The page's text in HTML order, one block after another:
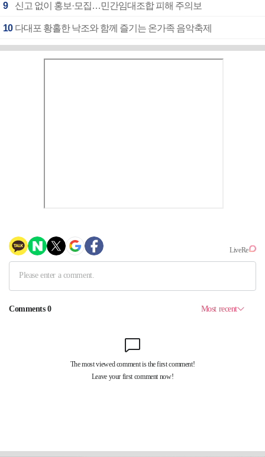
9 신고 없이 홍보·모집…민간임대조합 피해 주의보
10 다대포 황홀한 낙조와 함께 즐기는 온가족 음악축제